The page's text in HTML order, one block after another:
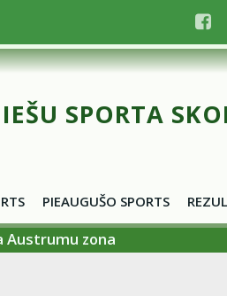
SPORTA
PIEAUGUŠO SPORTS
Austrumu zona